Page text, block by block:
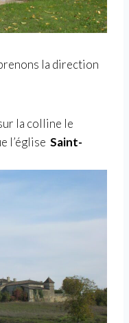
la direction
la colline le
l’église Saint-